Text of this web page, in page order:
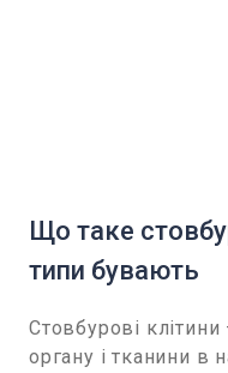
Що таке
типи бувають
Стовбурові
органу і тканини в